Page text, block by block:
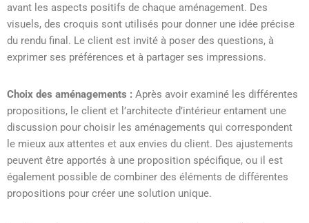
avant les aspects positifs de chaque aménagement. Des
visuels, des croquis sont utilisés pour donner une idée précise
du rendu final. Le client est invité à poser des questions, à
exprimer ses préférences et à partager ses impressions.
Choix des aménagements : Après avoir examiné les différentes
propositions, le client et l’architecte d’intérieur entament une
discussion pour choisir les aménagements qui correspondent
le mieux aux attentes et aux envies du client. Des ajustements
peuvent être apportés à une proposition spécifique, ou il est
également possible de combiner des éléments de différentes
propositions pour créer une solution unique.